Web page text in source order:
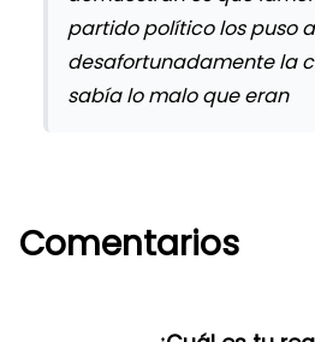
partido político los puso
desafortunadamente la
sabía lo malo que eran
Comentarios